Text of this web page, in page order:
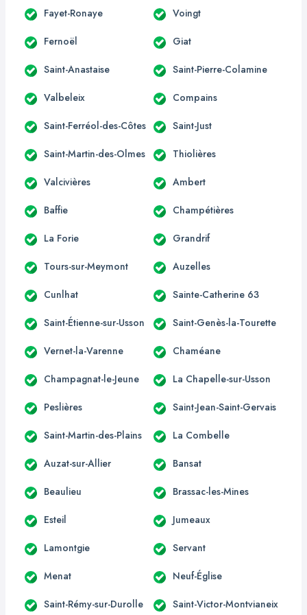
Fayet-Ronaye Voingt
Fernoël Giat
Saint-Anastaise Saint-Pierre-Colamine
Valbeleix Compains
Saint-Ferréol-des-Côtes Saint-Just
Saint-Martin-des-Olmes Thiolières
Valcivières Ambert
Baffie Champétières
La Forie Grandrif
Tours-sur-Meymont Auzelles
Cunlhat Sainte-Catherine 63
Saint-Étienne-sur-Usson Saint-Genès-la-Tourette
Vernet-la-Varenne Chaméane
Champagnat-le-Jeune La Chapelle-sur-Usson
Peslières Saint-Jean-Saint-Gervais
Saint-Martin-des-Plains La Combelle
Auzat-sur-Allier Bansat
Beaulieu Brassac-les-Mines
Esteil Jumeaux
Lamontgie Servant
Menat Neuf-Église
Saint-Rémy-sur-Durolle Saint-Victor-Montvianeix